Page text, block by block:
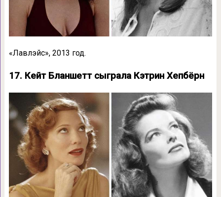
«Лавлэйс», 2013 год.
17. Кейт Бланшетт сыграла Кэтрин Хепбёрн